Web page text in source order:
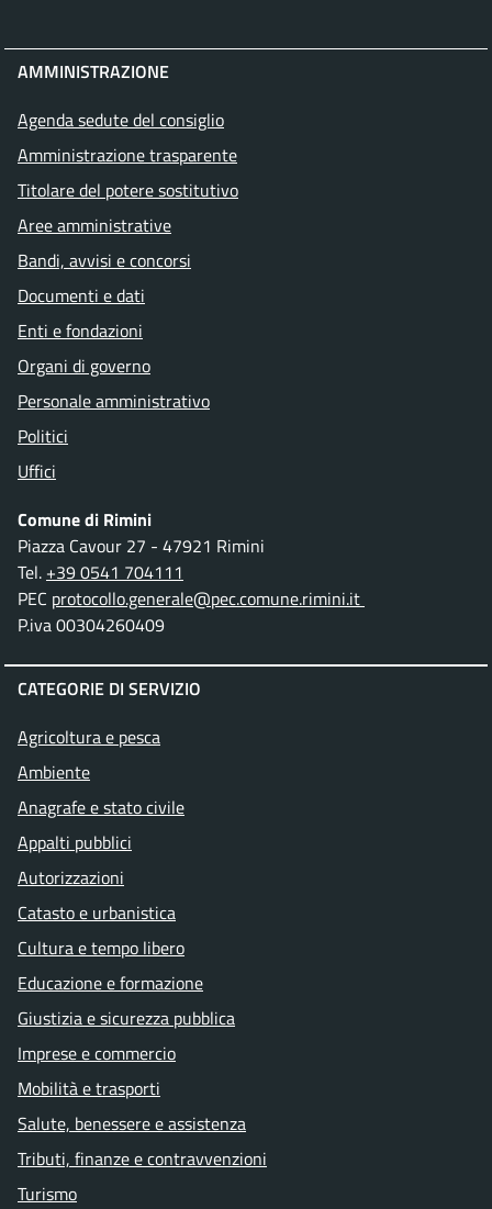
AMMINISTRAZIONE
Agenda sedute del consiglio
Amministrazione trasparente
Titolare del potere sostitutivo
Aree amministrative
Bandi, avvisi e concorsi
Documenti e dati
Enti e fondazioni
Organi di governo
Personale amministrativo
Politici
Uffici
Comune di Rimini
Piazza Cavour 27 - 47921 Rimini
Tel. +39 0541 704111
PEC protocollo.generale@pec.comune.rimini.it
P.iva 00304260409
CATEGORIE DI SERVIZIO
Agricoltura e pesca
Ambiente
Anagrafe e stato civile
Appalti pubblici
Autorizzazioni
Catasto e urbanistica
Cultura e tempo libero
Educazione e formazione
Giustizia e sicurezza pubblica
Imprese e commercio
Mobilità e trasporti
Salute, benessere e assistenza
Tributi, finanze e contravvenzioni
Turismo